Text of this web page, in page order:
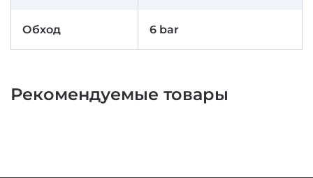
Обход 6 bar
Рекомендуемые товары